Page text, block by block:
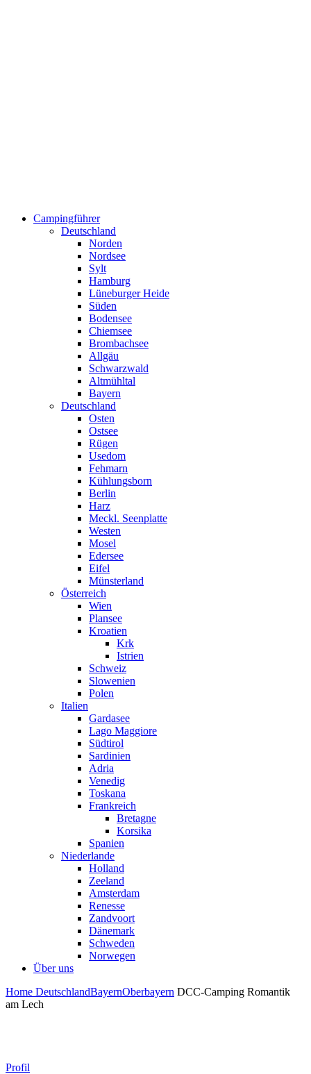
Campingführer
Deutschland
Norden
Nordsee
Sylt
Hamburg
Lüneburger Heide
Süden
Bodensee
Chiemsee
Brombachsee
Allgäu
Schwarzwald
Altmühltal
Bayern
Deutschland
Osten
Ostsee
Rügen
Usedom
Fehmarn
Kühlungsborn
Berlin
Harz
Meckl. Seenplatte
Westen
Mosel
Edersee
Eifel
Münsterland
Österreich
Wien
Plansee
Kroatien
Krk
Istrien
Schweiz
Slowenien
Polen
Italien
Gardasee
Lago Maggiore
Südtirol
Sardinien
Adria
Venedig
Toskana
Frankreich
Bretagne
Korsika
Spanien
Niederlande
Holland
Zeeland
Amsterdam
Renesse
Zandvoort
Dänemark
Schweden
Norwegen
Über uns
Home DeutschlandBayernOberbayern DCC-Camping Romantik
am Lech
Profil